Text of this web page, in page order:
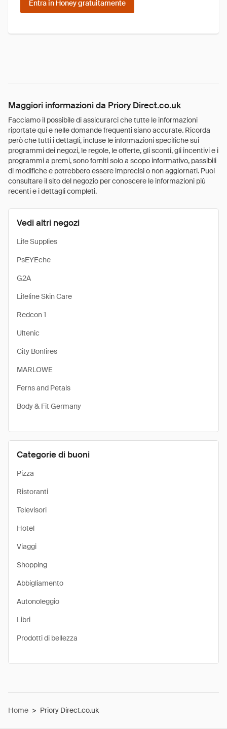
Entra in Honey gratuitamente
Maggiori informazioni da Priory Direct.co.uk
Facciamo il possibile di assicurarci che tutte le informazioni
riportate qui e nelle domande frequenti siano accurate. Ricorda
però che tutti i dettagli, incluse le informazioni specifiche sui
programmi dei negozi, le regole, le offerte, gli sconti, gli incentivi e i
programmi a premi, sono forniti solo a scopo informativo, passibili
di modifiche e potrebbero essere imprecisi o non aggiornati. Puoi
consultare il sito del negozio per conoscere le informazioni più
recenti e i dettagli completi.
Vedi altri negozi
Life Supplies
PsEYEche
G2A
Lifeline Skin Care
Redcon 1
Ultenic
City Bonfires
MARLOWE
Ferns and Petals
Body & Fit Germany
Categorie di buoni
Pizza
Ristoranti
Televisori
Hotel
Viaggi
Shopping
Abbigliamento
Autonoleggio
Libri
Prodotti di bellezza
Home > Priory Direct.co.uk